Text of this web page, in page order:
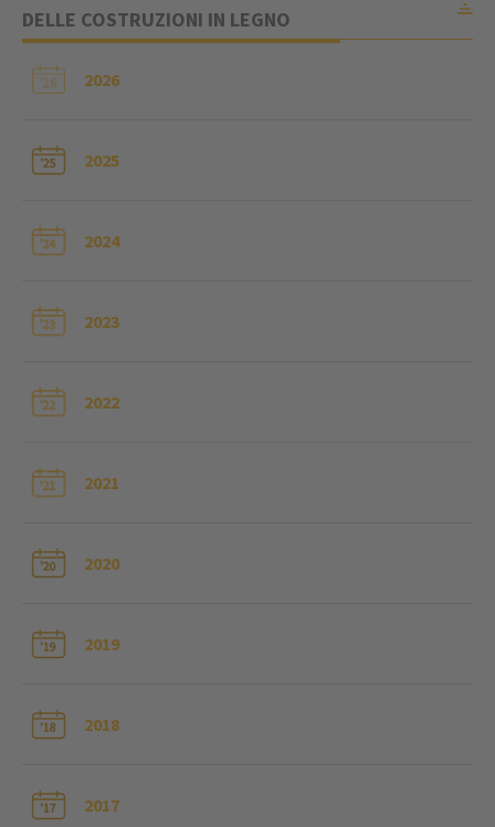
DELLE COSTRUZIONI IN LEGNO
’26 2026
2025
2024
2023
2022
2021
2020
2019
2018
2017